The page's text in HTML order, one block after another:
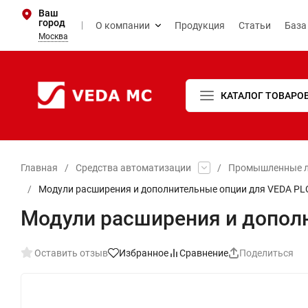
Ваш
город
Москва
О компании Продукция Статьи
КАТАЛОГ
Главная / Средства автоматизации /
Промышленные
/
Модули расширения и дополнительные опции для VEDA
Модули расширения и
Оставить отзыв Избранное Сравнение Поделиться